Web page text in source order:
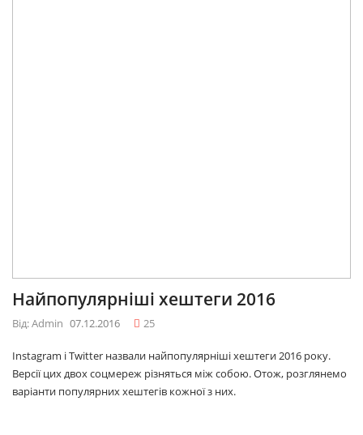
Найпопулярніші хештеги 2016
Від: Admin 07.12.2016 25
Instagram і Twitter назвали найпопулярніші хештеги 2016 року.
Версії цих двох соцмереж різняться між собою. Отож, розглянемо
варіанти популярних хештегів кожної з них.